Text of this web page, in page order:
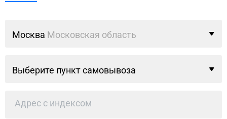
Москва Московская область
Выберите пункт самовывоза